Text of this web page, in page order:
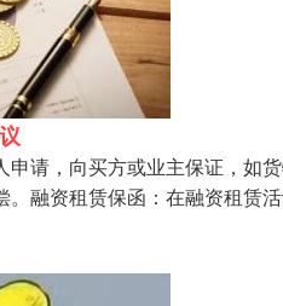
请，向买方或业主保证，如
融资租赁保函：在融资租赁